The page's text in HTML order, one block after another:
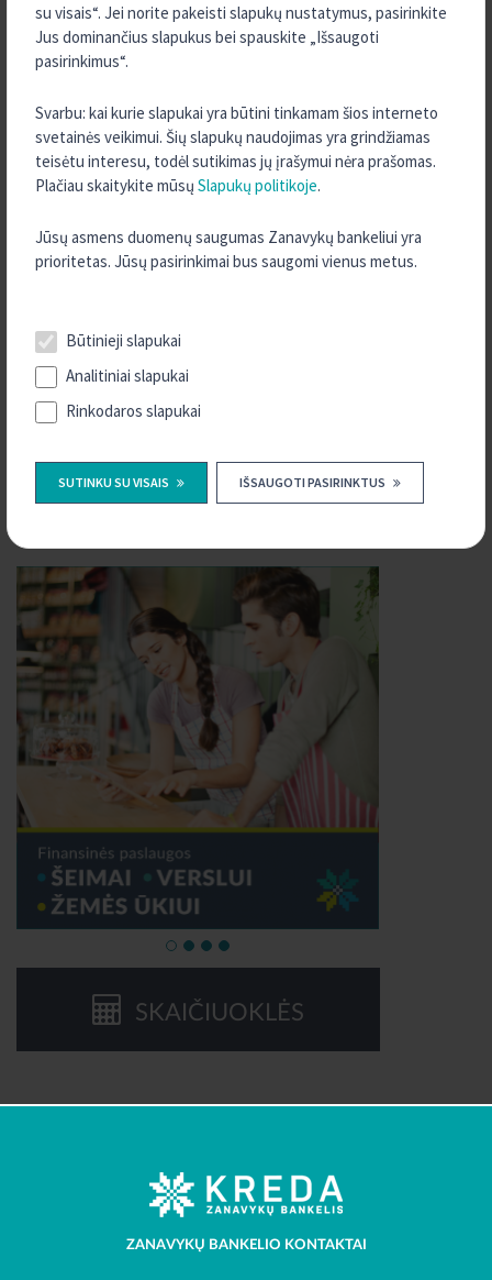
su visais“. Jei norite pakeisti slapukų nustatymus, pasirinkite
Jus dominančius slapukus bei spauskite „Išsaugoti
pasirinkimus“.
Svarbu: kai kurie slapukai yra būtini tinkamam šios interneto
svetainės veikimui. Šių slapukų naudojimas yra grindžiamas
teisėtu interesu, todėl sutikimas jų įrašymui nėra prašomas.
Plačiau skaitykite mūsų Slapukų politikoje.
Jūsų asmens duomenų saugumas Zanavykų bankeliui yra
prioritetas. Jūsų pasirinkimai bus saugomi vienus metus.
Būtinieji slapukai
Analitiniai slapukai
Rinkodaros slapukai
SUTINKU SU VISAIS IŠSAUGOTI PASIRINKTUS
APIE MUS
Zanavykų bankelis
Paskolų ir indėlių skaičiuoklės
Dokumentų formos
Informacija indėlininkui apie indėlių draudimą
Sunkumai grąžinant paskolą
Jei pažeidė jūsų teises
KREDA grupės kredito unijos
Kontaktai, rekvizitai
SKAIČIUOKLĖS
ZANAVYKŲ BANKELIO KONTAKTAI